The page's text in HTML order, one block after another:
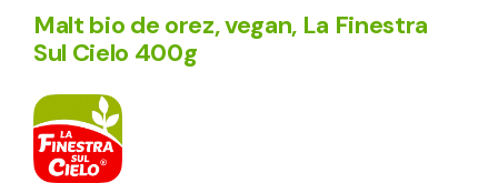
Malt bio de orez, vegan, La Finestra
Sul Cielo 400g